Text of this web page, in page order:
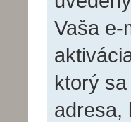
Vaša e-
ktorý
adresa,